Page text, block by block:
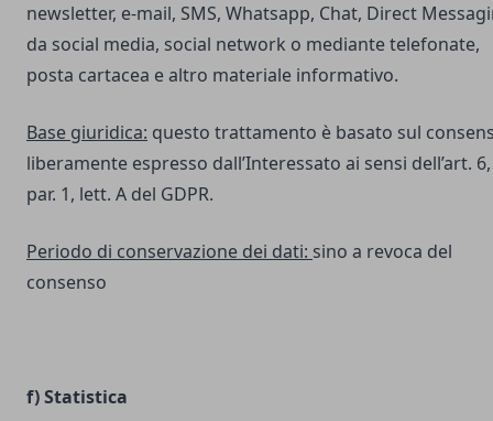
newsletter, e-mail, SMS, Whatsapp, Chat, Direct
da social media, social network o mediante telefonate,
posta cartacea e altro materiale informativo.
Base giuridica: questo trattamento è basato sul
liberamente espresso dall’Interessato ai sensi dell’art. 6,
par. 1, lett. A del GDPR.
Periodo di conservazione dei dati: sino a revoca del
consenso
f) Statistica